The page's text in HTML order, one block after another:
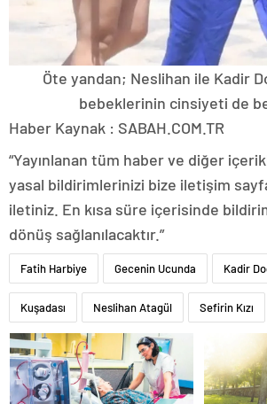
Öte yandan; Neslihan ile Kadir
bebeklerinin cinsiyeti de
Haber Kaynak : SABAH.COM.TR
“Yayınlanan tüm haber ve diğer
yasal bildirimlerinizi bize iletişim
iletiniz. En kısa süre içerisinde
dönüş sağlanılacaktır.”
Fatih Harbiye Gecenin Ucunda Kadir
Kuşadası Neslihan Atagül Sefirin Kızı